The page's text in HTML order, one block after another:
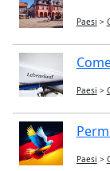
Paesi >
Paesi >
Paesi >